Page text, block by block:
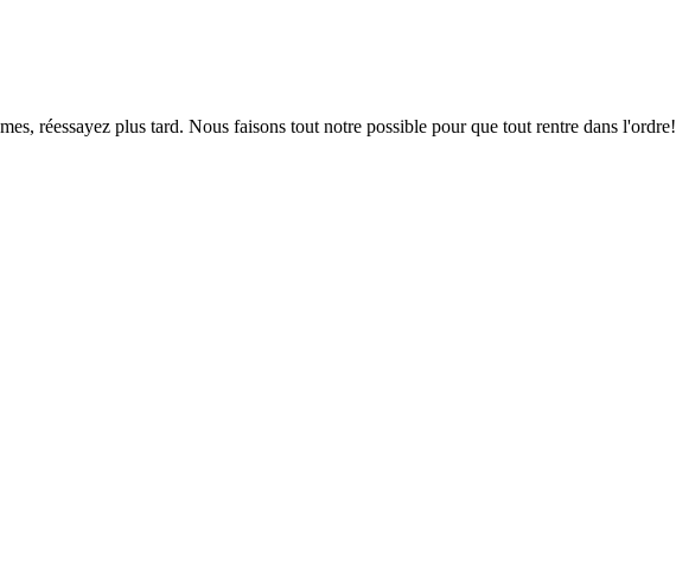
réessayez plus tard. Nous faisons tout notre possible pour que tout rentre dans l'ordre!